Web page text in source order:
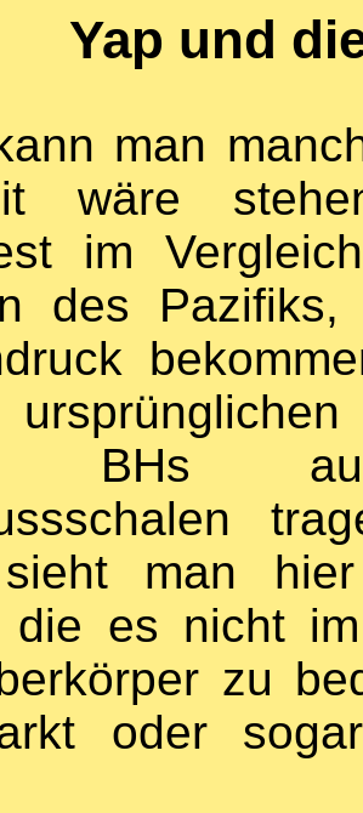
Yap und
man
wäre
im
des Pazifiks,
BHs
man
die es nicht
zu
oder